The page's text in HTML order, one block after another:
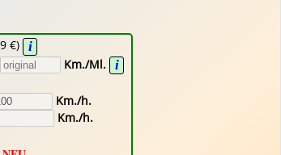
€) i
Km./Ml. i
Km./h.
Km./h.